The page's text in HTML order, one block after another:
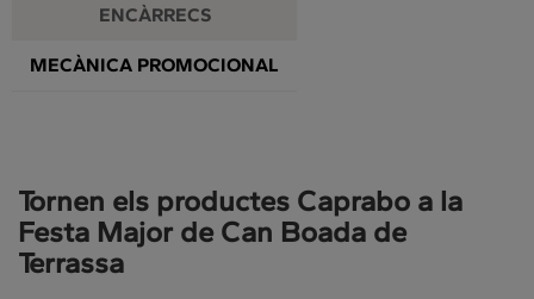
ENCÀRRECS
MECÀNICA PROMOCIONAL
Tornen els productes Caprabo a la
Festa Major de Can Boada de
Terrassa